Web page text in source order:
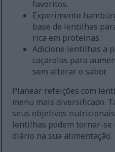
favoritos.
Experimente
base de lentilhas
rica em proteínas.
Adicione lentilhas a
caçarolas para
sem alterar o sabor.
Planear refeições com
menu mais diversificado.
seus objetivos
lentilhas podem tornar-se
diário na sua alimentação.